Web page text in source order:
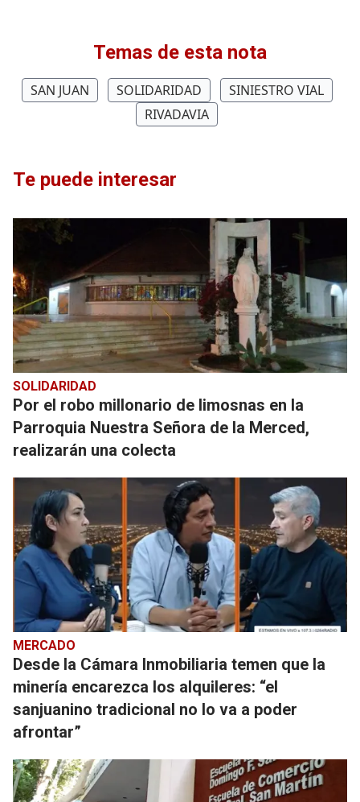
Temas de esta nota
SAN JUAN SOLIDARIDAD
SINIESTRO VIAL
RIVADAVIA
Te puede interesar
SOLIDARIDAD
Por el robo millonario de limosnas en la
Parroquia Nuestra Señora de la Merced,
realizarán una colecta
MERCADO
Desde la Cámara Inmobiliaria temen que la
minería encarezca los alquileres: “el
sanjuanino tradicional no lo va a poder
afrontar”